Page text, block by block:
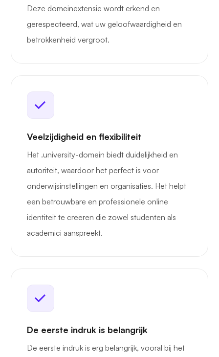
Deze domeinextensie wordt erkend en
gerespecteerd, wat uw geloofwaardigheid en
betrokkenheid vergroot.
Veelzijdigheid en flexibiliteit
Het .university-domein biedt duidelijkheid en
autoriteit, waardoor het perfect is voor
onderwijsinstellingen en organisaties. Het helpt
een betrouwbare en professionele online
identiteit te creëren die zowel studenten als
academici aanspreekt.
De eerste indruk is belangrijk
De eerste indruk is erg belangrijk, vooral bij het